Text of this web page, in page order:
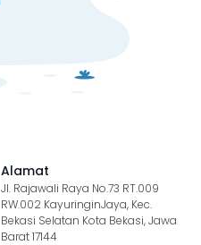
Alamat
Jl. Rajawali Raya No.73 RT.009
RW.002 KayuringinJaya, Kec.
Bekasi Selatan Kota Bekasi, Jawa
Barat 17144